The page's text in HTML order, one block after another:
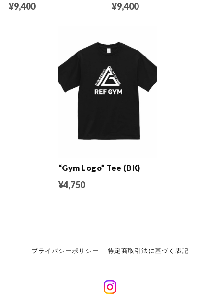
¥9,400 ¥9,400
“Gym Logo” Tee (BK)
¥4,750
プライバシーポリシー 特定商取引法に基づく表記